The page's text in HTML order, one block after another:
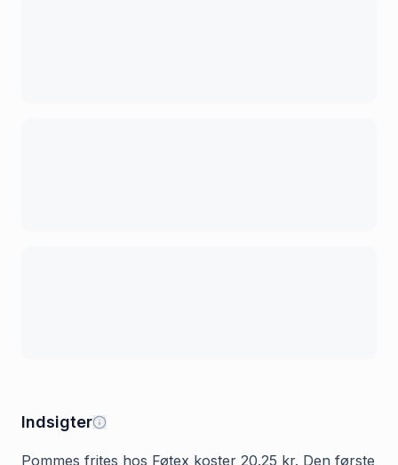
Indsigter
Pommes frites hos Føtex koster 20.25 kr. Den første